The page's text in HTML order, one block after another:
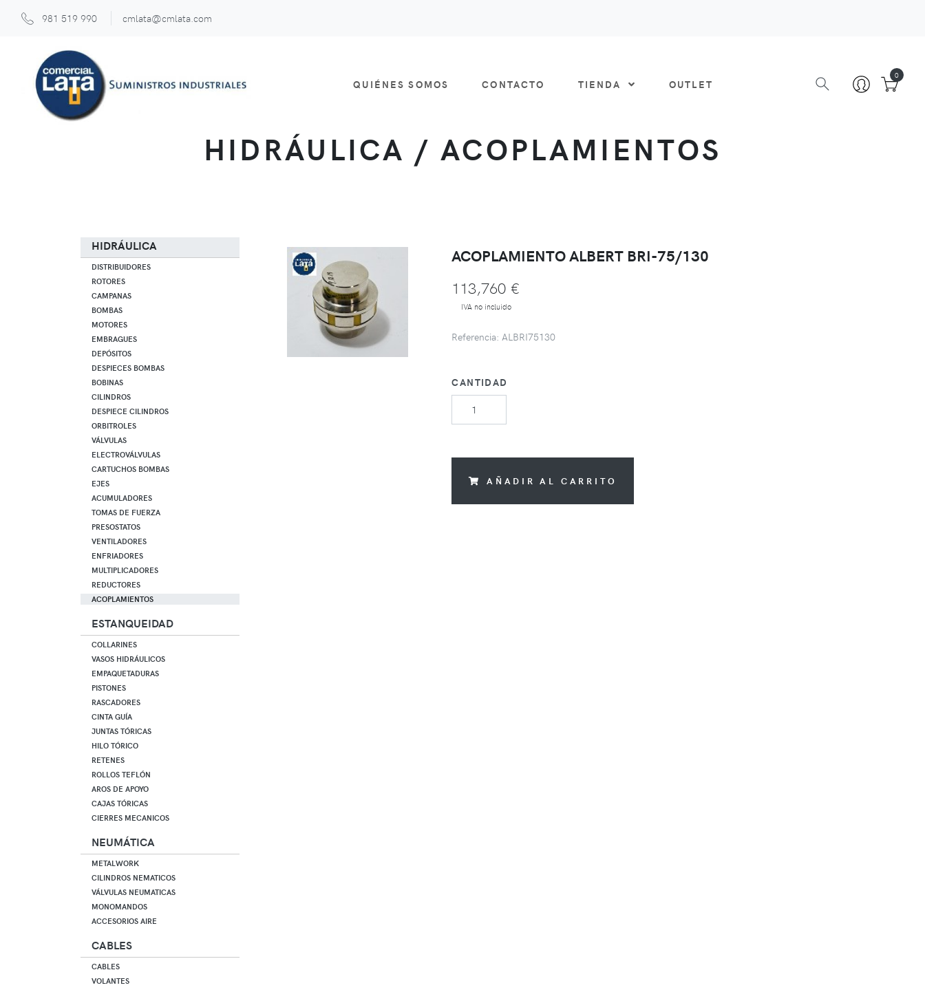
981 519 990 cmlata@cmlata.com
QUIÉNES SOMOS CONTACTO TIENDA OUTLET
0
HIDRÁULICA / ACOPLAMIENTOS
ACOPLAMIENTO ALBERT BRI-75/130
113,760 €
IVA no incluido
Referencia: ALBRI75130
CANTIDAD
AÑADIR AL CARRITO
HIDRÁULICA
DISTRIBUIDORES
ROTORES
CAMPANAS
BOMBAS
MOTORES
EMBRAGUES
DEPÓSITOS
DESPIECES BOMBAS
BOBINAS
CILINDROS
DESPIECE CILINDROS
ORBITROLES
VÁLVULAS
ELECTROVÁLVULAS
CARTUCHOS BOMBAS
EJES
ACUMULADORES
TOMAS DE FUERZA
PRESOSTATOS
VENTILADORES
ENFRIADORES
MULTIPLICADORES
REDUCTORES
ACOPLAMIENTOS
ESTANQUEIDAD
COLLARINES
VASOS HIDRÁULICOS
EMPAQUETADURAS
PISTONES
RASCADORES
CINTA GUÍA
JUNTAS TÓRICAS
HILO TÓRICO
RETENES
ROLLOS TEFLÓN
AROS DE APOYO
CAJAS TÓRICAS
CIERRES MECANICOS
NEUMÁTICA
METALWORK
CILINDROS NEMATICOS
VÁLVULAS NEUMATICAS
MONOMANDOS
ACCESORIOS AIRE
CABLES
CABLES
VOLANTES